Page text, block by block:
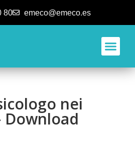
80 emeco@emeco.es
nei
Download